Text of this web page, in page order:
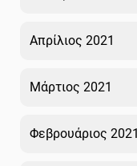
Απρίλιος 2021
Μάρτιος 2021
Φεβρουάριος 2021